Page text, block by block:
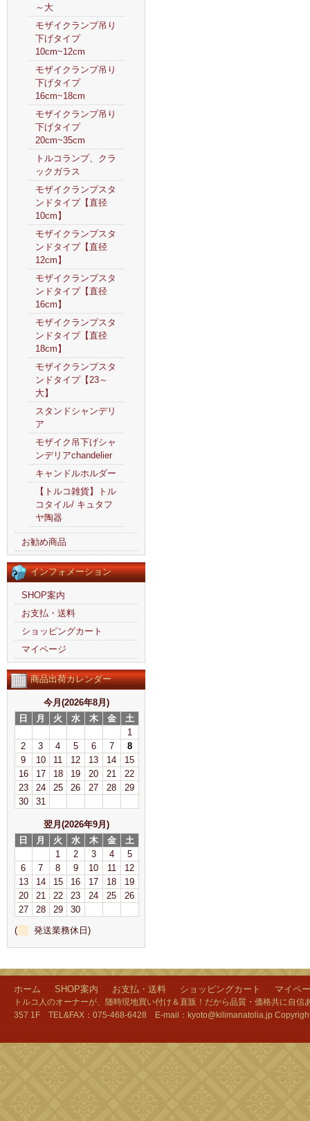
～大
モザイクランプ吊り
下げタイプ
10cm~12cm
モザイクランプ吊り
下げタイプ
16cm~18cm
モザイクランプ吊り
下げタイプ
20cm~35cm
トルコランプ、クラ
ックガラス
モザイクランプスタ
ンドタイプ【直径
10cm】
モザイクランプスタ
ンドタイプ【直径
12cm】
モザイクランプスタ
ンドタイプ【直径
16cm】
モザイクランプスタ
ンドタイプ【直径
18cm】
モザイクランプスタ
ンドタイプ【23～
大】
スタンドシャンデリ
ア
モザイク吊下げシャ
ンデリアchandelier
キャンドルホルダー
【トルコ雑貨】トル
コタイル/ キュタフ
ヤ陶器
お勧め商品
インフォメーション
SHOP案内
お支払・送料
ショッピングカート
マイページ
商品出荷カレンダー
今月(2026年8月)
日
月 火 水 木 金
土
1
2
3 4 5 6 7
8
9
10 11 12 13 14
15
16
17 18 19 20 21
22
23
24 25 26 27 28
29
30
31
翌月(2026年9月)
日
月 火 水 木 金
土
1
2 3 4
5
6
7 8 9 10 11
12
13
14 15 16 17 18
19
20
21 22 23 24 25
26
27
28 29
30
(
発送業務休日)
ホーム SHOP案内 お支払・送料 ショッピングカート マイペ
トルコ人のオーナーが、随時現地買い付け＆直販！だから品質・価格共に自
357 1F TEL&FAX：075-468-6428 E-mail：kyoto@kilimanatolia.jp